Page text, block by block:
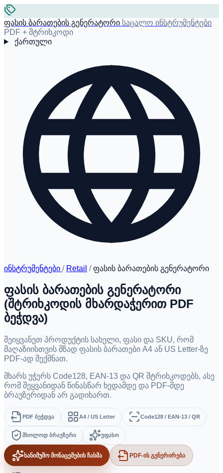
ფასის ბარათების გენერატორი საცალო ინსტრუმენტები
PDF + შტრიხკოდი
ქართული
ინსტრუმენტები / Retail / ფასის ბარათების გენერატორი
ფასის ბარათების გენერატორი
(შტრიხკოდის მხარდაჭერით PDF
ბეჭდვა)
შეიყვანეთ პროდუქტის სახელი, ფასი და SKU, რომ
მაღაზიისთვის მზად ფასის ბარათები A4 ან US Letter-ზე
PDF-ად შექმნათ.
მხარს უჭერს Code128, EAN-13 და QR შტრიხკოდებს, ასე
რომ შეყვანიდან წინასწარ ხედამდე და PDF-მდე
ბრაუზერიდან არ გადიხართ.
PDF ბეჭდვა A4 / US Letter Code128 / EAN-13 / QR
მხოლოდ ბრაუზერი უფასო
სანიმუშო მონაცემების ჩასმა PDF-ის გენერირება